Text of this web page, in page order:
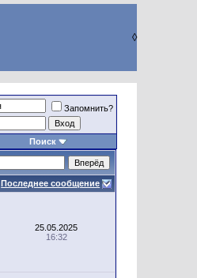
◊
Запомнить?
Поиск
Последнее сообщение
25.05.2025
16:32